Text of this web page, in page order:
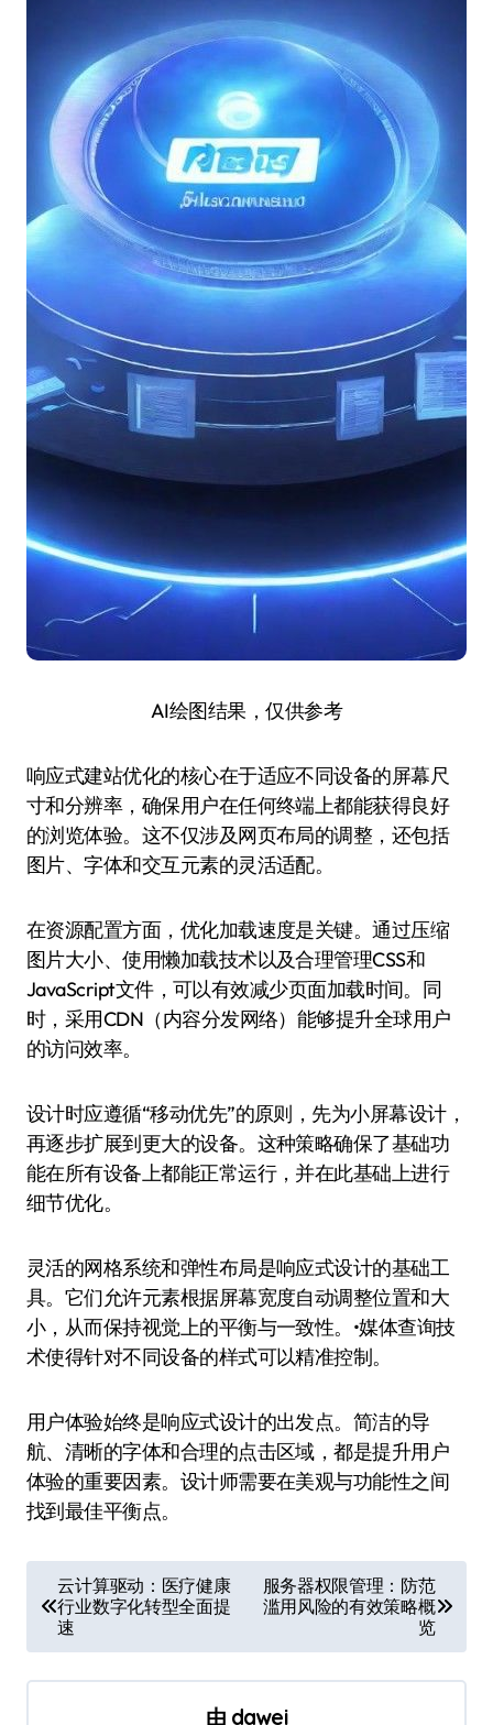
AI绘图结果，仅供参考
响应式建站优化的核心在于适应不同设备的屏幕尺
寸和分辨率，确保用户在任何终端上都能获得良好
的浏览体验。这不仅涉及网页布局的调整，还包括
图片、字体和交互元素的灵活适配。
在资源配置方面，优化加载速度是关键。通过压缩
图片大小、使用懒加载技术以及合理管理CSS和
JavaScript文件，可以有效减少页面加载时间。同
时，采用CDN（内容分发网络）能够提升全球用户
的访问效率。
设计时应遵循“移动优先”的原则，先为小屏幕设计，
再逐步扩展到更大的设备。这种策略确保了基础功
能在所有设备上都能正常运行，并在此基础上进行
细节优化。
灵活的网格系统和弹性布局是响应式设计的基础工
具。它们允许元素根据屏幕宽度自动调整位置和大
小，从而保持视觉上的平衡与一致性。•媒体查询技
术使得针对不同设备的样式可以精准控制。
用户体验始终是响应式设计的出发点。简洁的导
航、清晰的字体和合理的点击区域，都是提升用户
体验的重要因素。设计师需要在美观与功能性之间
找到最佳平衡点。
章
导
航
云计算驱动：医疗健康
行业数字化转型全面提
速
服务器权限管理：防范
滥用风险的有效策略概
览
由 dawei